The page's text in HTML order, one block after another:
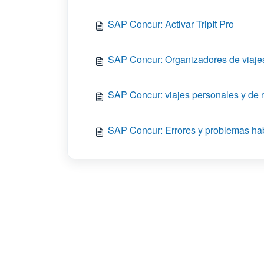
SAP Concur: Activar TripIt Pro
SAP Concur: Organizadores de
SAP Concur: viajes personales y de
SAP Concur: Errores y problemas